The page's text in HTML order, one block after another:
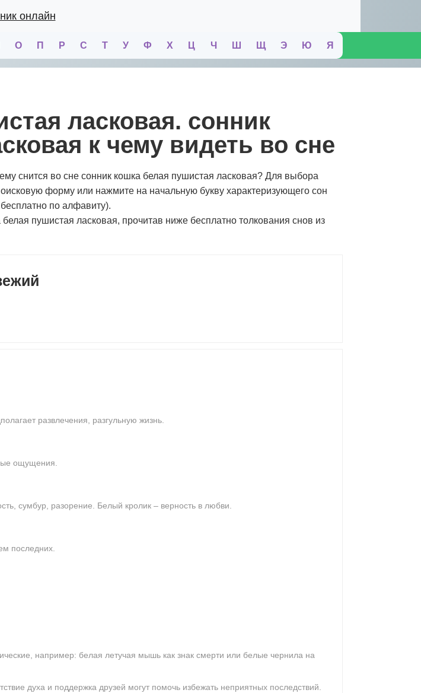
онлайн
О П Р С Т У Ф Х Ц Ч Ш Щ Э Ю Я
к чему видеть во сне
снится во сне сонник кошка белая пушистая ласковая? Для выбора
форму или нажмите на начальную букву характеризующего сон
по алфавиту).
пушистая ласковая, прочитав ниже бесплатно толкования снов из
развлечения, разгульную жизнь.
ощущения.
сумбур, разорение. Белый кролик – верность в любви.
последних.
например: белая летучая мышь как знак смерти или белые чернила на
духа и поддержка друзей могут помочь избежать неприятных последствий.